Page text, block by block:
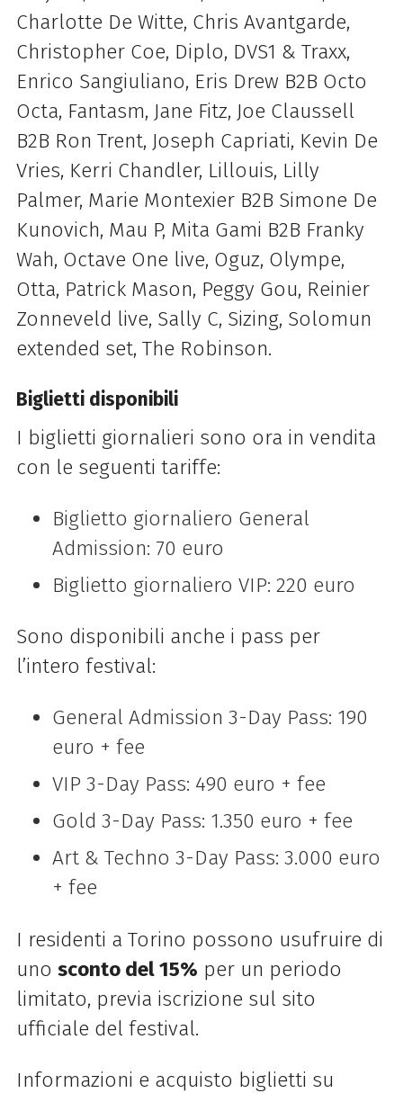
Charlotte De Witte, Chris Avantgarde,
Christopher Coe, Diplo, DVS1 & Traxx,
Enrico Sangiuliano, Eris Drew B2B Octo
Octa, Fantasm, Jane Fitz, Joe Claussell
B2B Ron Trent, Joseph Capriati, Kevin De
Vries, Kerri Chandler, Lillouis, Lilly
Palmer, Marie Montexier B2B Simone De
Kunovich, Mau P, Mita Gami B2B Franky
Wah, Octave One live, Oguz, Olympe,
Otta, Patrick Mason, Peggy Gou, Reinier
Zonneveld live, Sally C, Sizing, Solomun
extended set, The Robinson.
Biglietti disponibili
I biglietti giornalieri sono ora in vendita
con le seguenti tariffe:
Biglietto giornaliero General
Admission: 70 euro
Biglietto giornaliero VIP: 220 euro
Sono disponibili anche i pass per
l’intero festival:
General Admission 3-Day Pass: 190
euro + fee
VIP 3-Day Pass: 490 euro + fee
Gold 3-Day Pass: 1.350 euro + fee
Art & Techno 3-Day Pass: 3.000 euro
+ fee
I residenti a Torino possono usufruire di
uno sconto del 15% per un periodo
limitato, previa iscrizione sul sito
ufficiale del festival.
Informazioni e acquisto biglietti su